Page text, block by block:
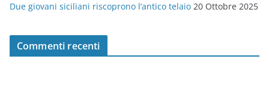
Due giovani siciliani riscoprono l’antico telaio 20 Ottobre 2025
Commenti recenti